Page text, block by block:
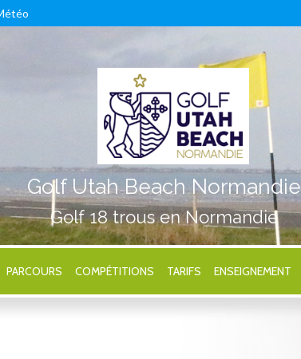
Golf Utah Beach Normandie
Golf 18 trous en Normandie
PARCOURS COMPÉTITIONS TARIFS ENSEIGNEMENT